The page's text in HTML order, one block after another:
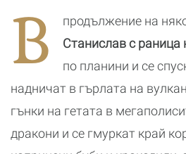
В продължение на
Станислав с раница
по планини и се
надничат в гърлата на
гънки на гетата в
дракони и се гмуркат край